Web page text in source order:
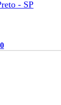
- SP